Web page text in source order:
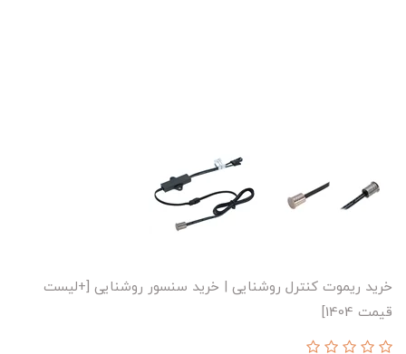
خرید ریموت کنترل روشنایی | خرید سنسور روشنایی [+لیست
قیمت 1404]